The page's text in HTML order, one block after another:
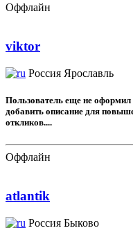
Оффлайн
viktor
Россия Ярославль
Пользователь еще не оформил
добавить описание для
откликов....
Оффлайн
atlantik
Россия Быково